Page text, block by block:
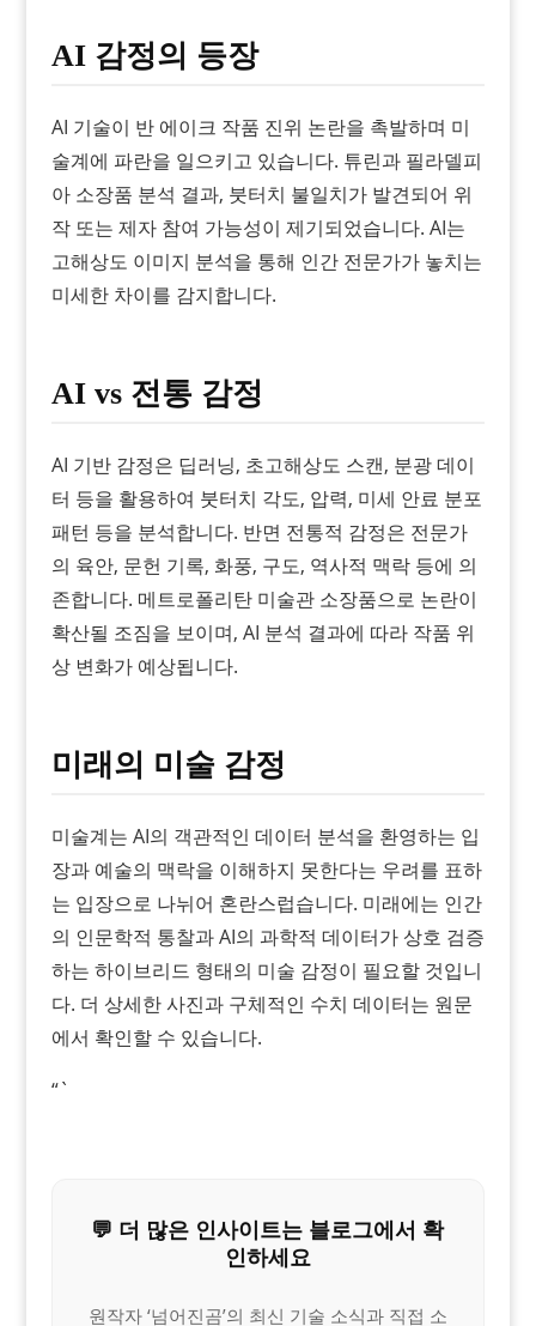
AI 감정의 등장
AI 기술이 반 에이크 작품 진위 논란을 촉발하며 미
술계에 파란을 일으키고 있습니다. 튜린과 필라델피
아 소장품 분석 결과, 붓터치 불일치가 발견되어 위
작 또는 제자 참여 가능성이 제기되었습니다. AI는
고해상도 이미지 분석을 통해 인간 전문가가 놓치는
미세한 차이를 감지합니다.
AI vs 전통 감정
AI 기반 감정은 딥러닝, 초고해상도 스캔, 분광 데이
터 등을 활용하여 붓터치 각도, 압력, 미세 안료 분포
패턴 등을 분석합니다. 반면 전통적 감정은 전문가
의 육안, 문헌 기록, 화풍, 구도, 역사적 맥락 등에 의
존합니다. 메트로폴리탄 미술관 소장품으로 논란이
확산될 조짐을 보이며, AI 분석 결과에 따라 작품 위
상 변화가 예상됩니다.
미래의 미술 감정
미술계는 AI의 객관적인 데이터 분석을 환영하는 입
장과 예술의 맥락을 이해하지 못한다는 우려를 표하
는 입장으로 나뉘어 혼란스럽습니다. 미래에는 인간
의 인문학적 통찰과 AI의 과학적 데이터가 상호 검증
하는 하이브리드 형태의 미술 감정이 필요할 것입니
다. 더 상세한 사진과 구체적인 수치 데이터는 원문
에서 확인할 수 있습니다.
“`
💬 더 많은 인사이트는 블로그에서 확
인하세요
원작자 ‘넘어진곰’의 최신 기술 소식과 직접 소